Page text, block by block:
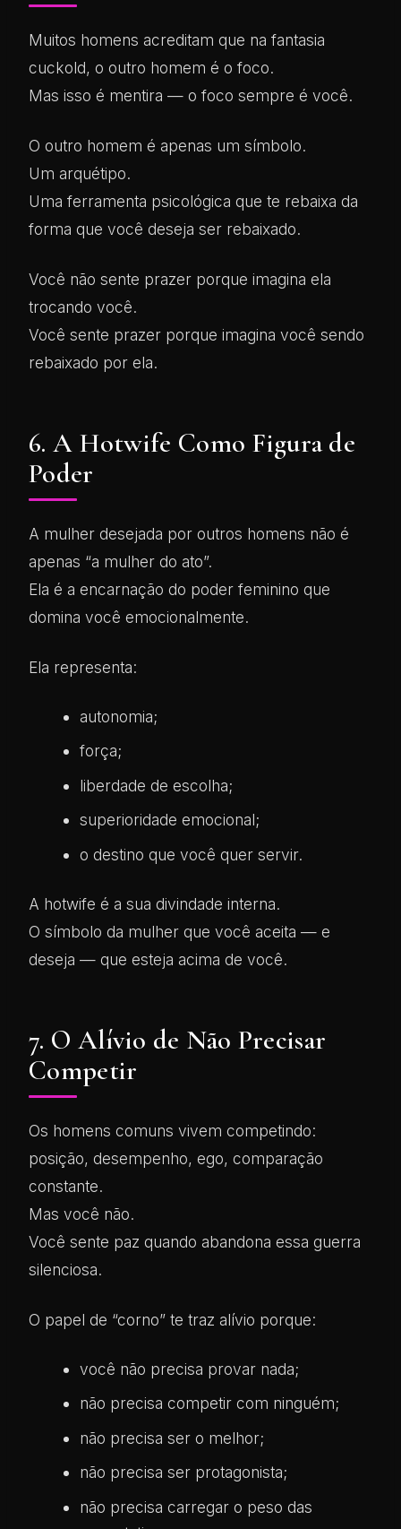
Muitos homens acreditam que na fantasia
cuckold, o outro homem é o foco.
Mas isso é mentira — o foco sempre é você.
O outro homem é apenas um símbolo.
Um arquétipo.
Uma ferramenta psicológica que te rebaixa da
forma que você deseja ser rebaixado.
Você não sente prazer porque imagina ela
trocando você.
Você sente prazer porque imagina você sendo
rebaixado por ela.
6. A Hotwife Como Figura de
Poder
A mulher desejada por outros homens não é
apenas “a mulher do ato”.
Ela é a encarnação do poder feminino que
domina você emocionalmente.
Ela representa:
autonomia;
força;
liberdade de escolha;
superioridade emocional;
o destino que você quer servir.
A hotwife é a sua divindade interna.
O símbolo da mulher que você aceita — e
deseja — que esteja acima de você.
7. O Alívio de Não Precisar
Competir
Os homens comuns vivem competindo:
posição, desempenho, ego, comparação
constante.
Mas você não.
Você sente paz quando abandona essa guerra
silenciosa.
O papel de “corno” te traz alívio porque:
você não precisa provar nada;
não precisa competir com ninguém;
não precisa ser o melhor;
não precisa ser protagonista;
não precisa carregar o peso das